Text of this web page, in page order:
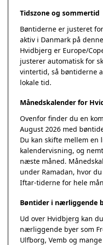
Tidszone og sommertid
Bøntiderne er justeret
aktiv i Danmark på
Hvidbjerg er Europe/
justerer automatisk for
vintertid, så bøntiderne
lokale tid.
Månedskalender for
Ovenfor finder du en
August 2026 med
Du kan skifte mellem en
kalendervisning, og
næste måned.
under Ramadan, hvor
Iftar-tiderne for hele
Bøntider i nærliggende
Ud over Hvidbjerg kan
nærliggende byer som
Ulfborg, Vemb og